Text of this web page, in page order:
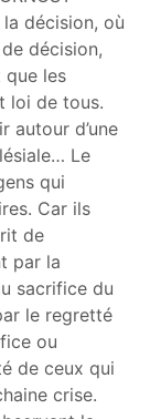
décision, où
décision,
que les
loi de tous.
autour d’une
Le
qui
Car ils
de
par la
sacrifice du
le regretté
ou
de ceux qui
crise.